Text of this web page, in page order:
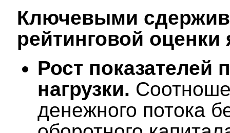
Ключевыми
рейтинговой
Рост показателей
нагрузки.
денежного потока